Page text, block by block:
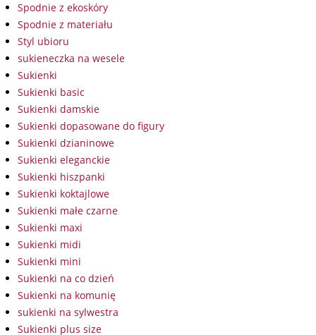
Spodnie z ekoskóry
Spodnie z materiału
Styl ubioru
sukieneczka na wesele
Sukienki
Sukienki basic
Sukienki damskie
Sukienki dopasowane do figury
Sukienki dzianinowe
Sukienki eleganckie
Sukienki hiszpanki
Sukienki koktajlowe
Sukienki małe czarne
Sukienki maxi
Sukienki midi
Sukienki mini
Sukienki na co dzień
Sukienki na komunię
sukienki na sylwestra
Sukienki plus size